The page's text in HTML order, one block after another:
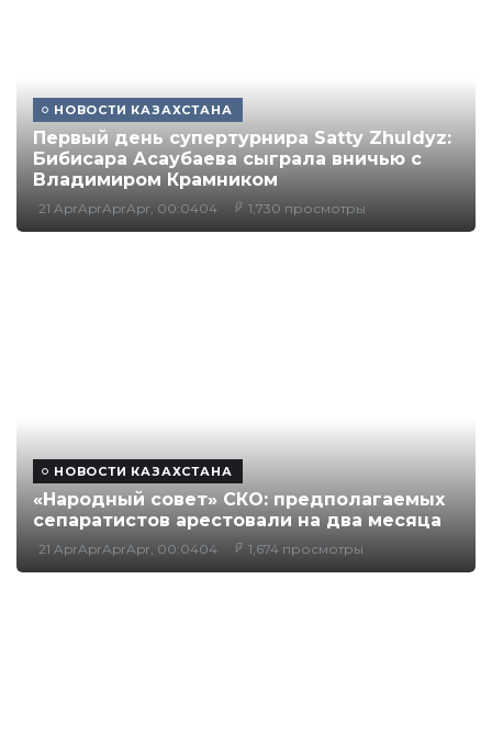
НОВОСТИ КАЗАХСТАНА
Первый день супертурнира Satty Zhuldyz:
Бибисара Асаубаева сыграла вничью с
Владимиром Крамником
21 AprAprAprApr, 00:0404 1,730 просмотры
НОВОСТИ КАЗАХСТАНА
«Народный совет» СКО: предполагаемых
сепаратистов арестовали на два месяца
21 AprAprAprApr, 00:0404 1,674 просмотры